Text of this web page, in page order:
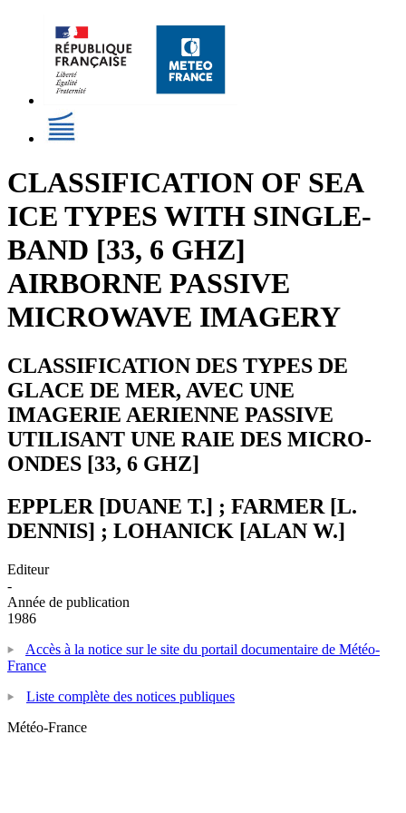
CLASSIFICATION OF SEA
ICE TYPES WITH SINGLE-
BAND [33, 6 GHZ]
AIRBORNE PASSIVE
MICROWAVE IMAGERY
CLASSIFICATION DES TYPES DE
GLACE DE MER, AVEC UNE
IMAGERIE AERIENNE PASSIVE
UTILISANT UNE RAIE DES MICRO-
ONDES [33, 6 GHZ]
EPPLER [DUANE T.] ; FARMER [L.
DENNIS] ; LOHANICK [ALAN W.]
Editeur
-
Année de publication
1986
Accès à la notice sur le site du portail documentaire de Météo-
France
Liste complète des notices publiques
Météo-France